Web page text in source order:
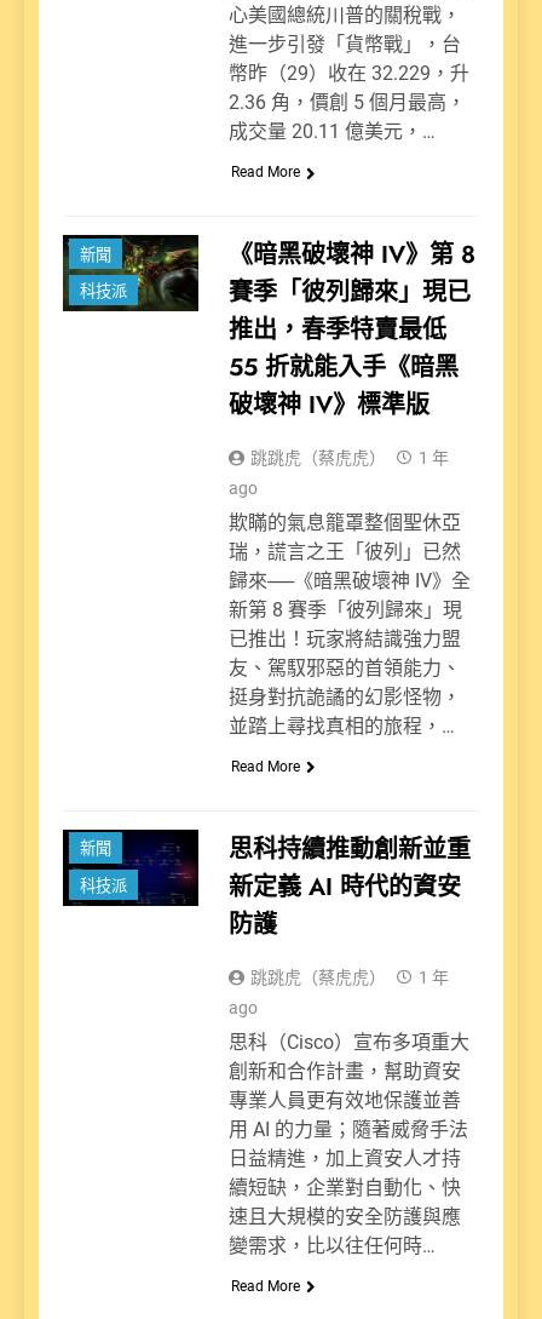
心美國總統川普的關稅戰，
進一步引發「貨幣戰」，台
幣昨（29）收在 32.229，升
2.36 角，價創 5 個月最高，
成交量 20.11 億美元，…
Read More
新聞
科技派
《暗黑破壞神 IV》第 8
賽季「彼列歸來」現已
推出，春季特賣最低
55 折就能入手《暗黑
破壞神 IV》標準版
跳跳虎（蔡虎虎）
1 年
ago
欺瞞的氣息籠罩整個聖休亞
瑞，謊言之王「彼列」已然
歸來──《暗黑破壞神 IV》全
新第 8 賽季「彼列歸來」現
已推出！玩家將結識強力盟
友、駕馭邪惡的首領能力、
挺身對抗詭譎的幻影怪物，
並踏上尋找真相的旅程，…
Read More
新聞
科技派
思科持續推動創新並重
新定義 AI 時代的資安
防護
跳跳虎（蔡虎虎）
1 年
ago
思科（Cisco）宣布多項重大
創新和合作計畫，幫助資安
專業人員更有效地保護並善
用 AI 的力量；隨著威脅手法
日益精進，加上資安人才持
續短缺，企業對自動化、快
速且大規模的安全防護與應
變需求，比以往任何時…
Read More